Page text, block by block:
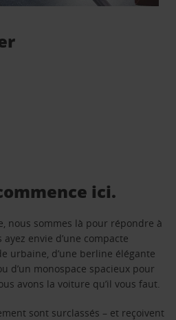
ici.
nous sommes là pour répondre à
envie d’une compacte
urbaine, d’une berline élégante
d’un monospace spacieux pour
avons la voiture qu’il vous faut.
sont surclassés – et reçoivent